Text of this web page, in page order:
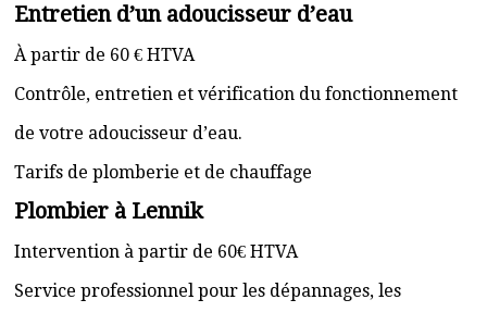
Entretien d’un adoucisseur d’eau
À partir de 60 € HTVA
Contrôle, entretien et vérification du fonctionnement
de votre adoucisseur d’eau.
Tarifs de plomberie et de chauffage
Plombier à Lennik
Intervention à partir de 60€ HTVA
Service professionnel pour les dépannages, les